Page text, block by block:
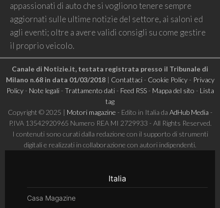
appassionati di auto che si vogliono tenere sempre
aggiornati sulle ultime notizie del settore, ai saloni ed
agli eventi; oltre a avere validi consigli su come gestire
il proprio veicolo.
Canale di Notizie.it, testata registrata presso il Tribunale di
Milano n.68 in data 01/03/2018| Contattaci- Cookie Policy- Privacy
Policy- Note legali- Trattamento dati- Feed RSS- Mappa del sito - Lista
tag
Copyright © 2025 | Motori magazine - Edito in Italia da AdHub Media -
P.IVA 13542920965 Numero REA MI 2729933 - All Rights Reserved.
I contenuti sono curati dalla redazione con il supporto di strumenti
digitali e realizzati in collaborazione con autori indipendenti.
Italia
Casa Magazine